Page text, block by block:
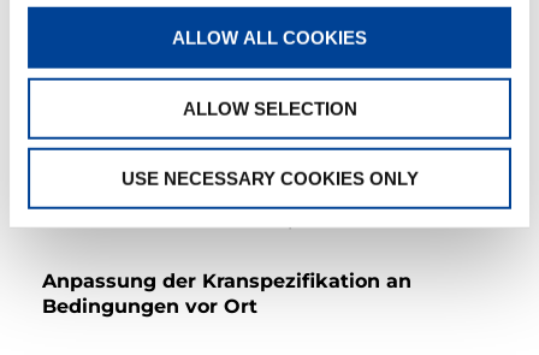
ALLOW ALL COOKIES
ALLOW SELECTION
USE NECESSARY COOKIES ONLY
mindestens zehn erfahrene Mitarbeiter auf
dem Wasser. „Je nach Wetterlage ist geplant,
wobei das Anheben und Aufrichten eines
Pfahls zwischen 30 und 90 Minuten dauert“,
erklärt Mart van Hoorn. Alles in allem wird
dieses Projekt daher einen Zeitrahmen von
Anpassung der Kranspezifikation an
Bedingungen vor Ort